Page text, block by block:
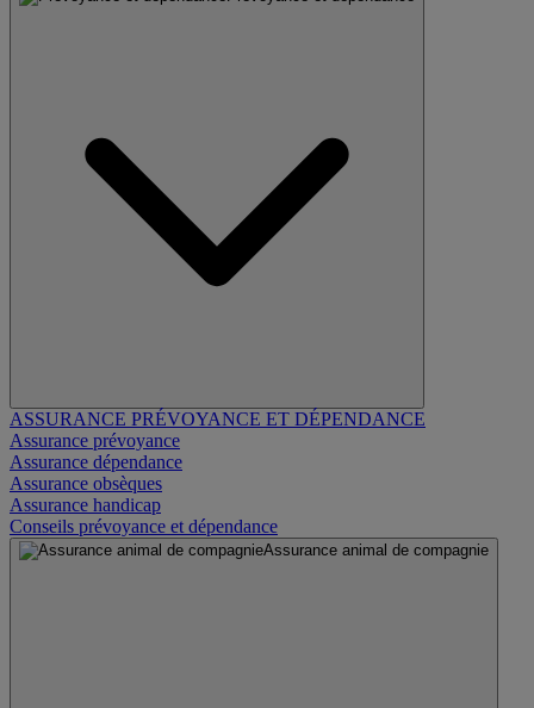
ASSURANCE PRÉVOYANCE ET DÉPENDANCE
Assurance prévoyance
Assurance dépendance
Assurance obsèques
Assurance handicap
Conseils prévoyance et dépendance
Assurance animal de compagnie